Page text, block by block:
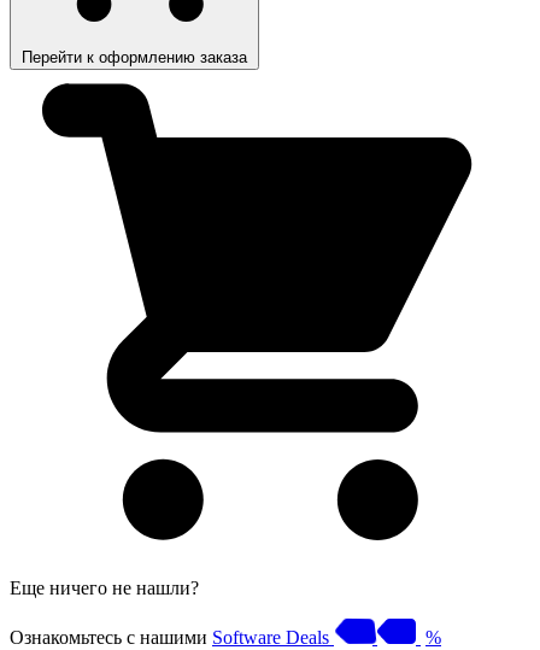
Перейти к оформлению заказа
Еще ничего не нашли?
Ознакомьтесь с нашими Software Deals %